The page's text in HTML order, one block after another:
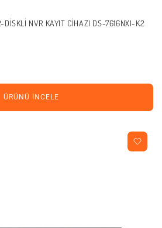
DISKLI NVR KAYIT CIHAZI DS-7616NXI-K2
ÜRÜNÜ İNCELE